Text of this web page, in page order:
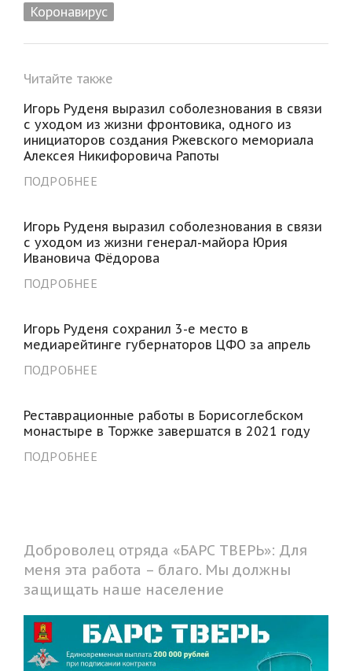
Коронавирус
Читайте также
Игорь Руденя выразил соболезнования в связи
с уходом из жизни фронтовика, одного из
инициаторов создания Ржевского мемориала
Алексея Никифоровича Рапоты
ПОДРОБНЕЕ
Игорь Руденя выразил соболезнования в связи
с уходом из жизни генерал-майора Юрия
Ивановича Фёдорова
ПОДРОБНЕЕ
Игорь Руденя сохранил 3-е место в
медиарейтинге губернаторов ЦФО за апрель
ПОДРОБНЕЕ
Реставрационные работы в Борисоглебском
монастыре в Торжке завершатся в 2021 году
ПОДРОБНЕЕ
Доброволец отряда «БАРС ТВЕРЬ»: Для
меня эта работа – благо. Мы должны
защищать наше население